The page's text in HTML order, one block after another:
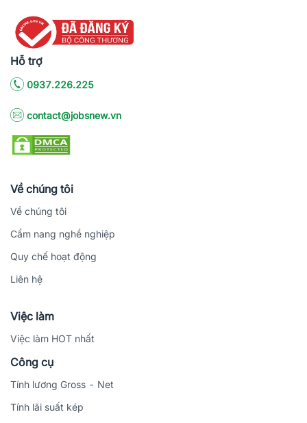
Hỗ trợ
0937.226.225
contact@jobsnew.vn
Về chúng tôi
Về chúng tôi
Cẩm nang nghề nghiệp
Quy chế hoạt động
Liên hệ
Việc làm
Việc làm HOT nhất
Công cụ
Tính lương Gross - Net
Tính lãi suất kép